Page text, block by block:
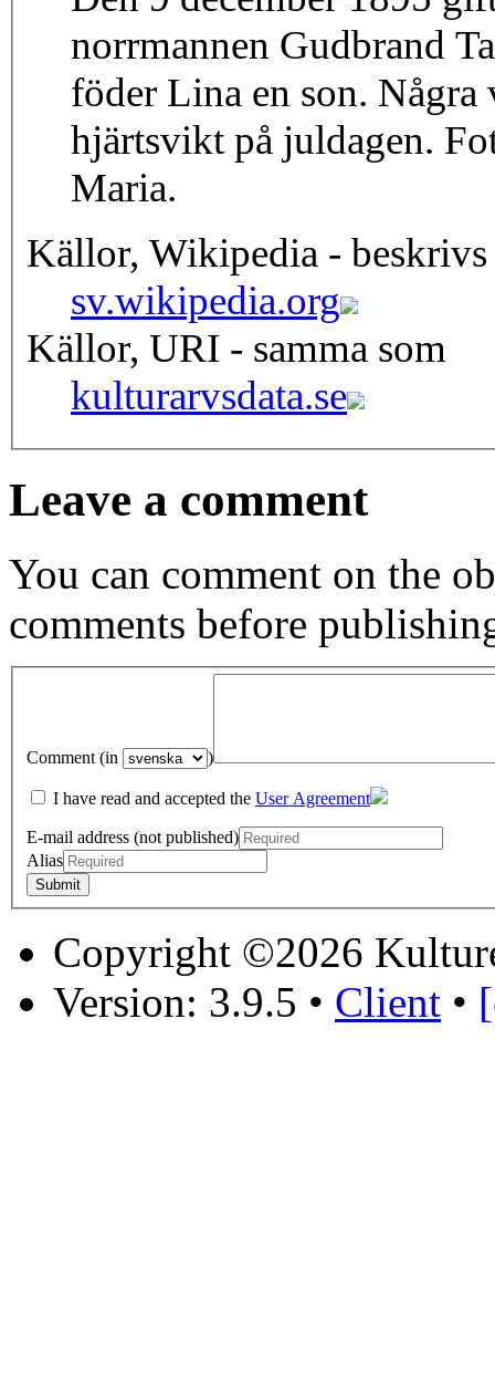
norrmannen Gudbrand
föder Lina en son.
hjärtsvikt på juldagen.
Maria.
Källor, Wikipedia - beskrivs
sv.wikipedia.org
Källor, URI - samma som
kulturarvsdata.se
Leave a comment
You can comment on the
comments before
Comment (in )
I have read and accepted the User Agreement
E-mail address (not published)
Alias
Copyright ©2026
Version: 3.9.5 • Client •